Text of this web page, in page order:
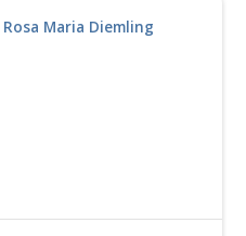
Rosa Maria Diemling